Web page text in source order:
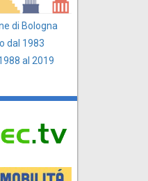
di Bologna
dal 1983
al 2019